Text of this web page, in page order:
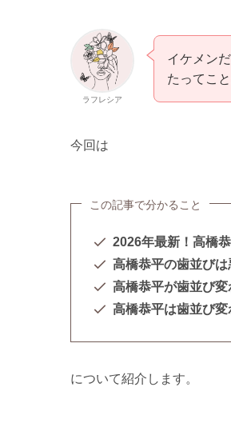
ラフレシア
イケメン
たってこ
今回は
この記事で分かること
2026年最新！高橋
高橋恭平の歯並び
高橋恭平が歯並び変
高橋恭平は歯並び変
について紹介します。